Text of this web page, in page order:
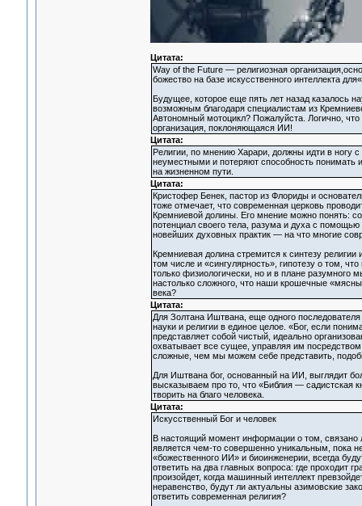
Цитата:
Way of the Future — религиозная
божество на базе искусственного интеллекта
Будущее, которое еще пять лет назад казалось
возможным благодаря специалистам из
Автономный мотоцикл? Пожалуйста. Логично,
организация, поклоняющаяся ИИ!
Цитата:
Религии, по мнению Харари, должны идти в ногу
неуместными и потеряют способность понимать
на жизненном пути.
Цитата:
Кристофер Бенек, пастор из Флориды и
тоже отмечает, что современная церковь
Кремниевой долины. Его мнение можно понять:
потенциал своего тела, разума и духа с
новейших духовных практик — на что многие
Кремниевая долина стремится к синтезу
том числе и «сингулярность», гипотезу о том,
только физиологически, но и в плане разумного
настолько сложного, что наши крошечные
века?
Цитата:
Для Золтана Иштвана, еще одного
науки и религии в единое целое. «Бог, если
представляет собой чистый, идеально
охватывает все сущее, управляя им
сложные, чем мы можем себе представить,
Для Иштвана бог, основанный на ИИ, выглядит
высказываем про то, что «Библия — садистская
творить на благо человека.
Цитата:
Искусственный Бог и человек
В настоящий момент информации о том,
является чем-то совершенно уникальным, пока
«божественного ИИ» и биоинженерии, всегда
ответить на два главных вопроса: где проходит
произойдет, когда машинный интеллект
неравенство, будут ли актуальны азимовские
ответить современная религия?